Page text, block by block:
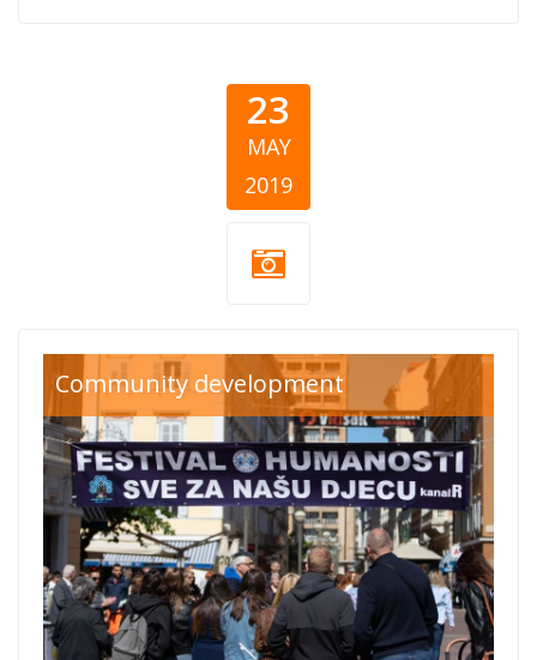
23
MAY
2019
festival sve za
nasu djecu
rijeka.jpg
Community development